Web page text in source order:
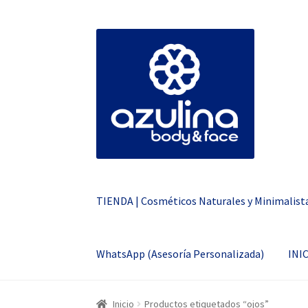
TIENDA | Cosméticos Naturales y
WhatsApp (Asesoría Personalizada)
Inicio Productos etiquetados “ojos”